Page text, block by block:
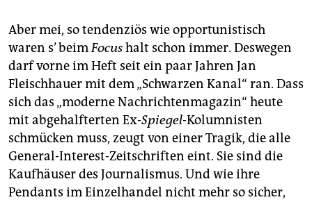
Aber mei, so tendenziös wie opportunistisch
waren s’ beimFocushalt schon immer. Deswegen
darf vorne im Heft seit ein paar Jahren Jan
Fleischhauer mit dem „Schwarzen Kanal“ ran. Dass
sich das „moderne Nachrichtenmagazin“ heute
mit abgehalfterten Ex-Spiegel-Kolumnisten
schmücken muss, zeugt von einer Tragik, die alle
General-Interest-Zeitschriften eint. Sie sind die
Kaufhäuser des Journalismus. Und wie ihre
Pendants im Einzelhandel nicht mehr so sicher,